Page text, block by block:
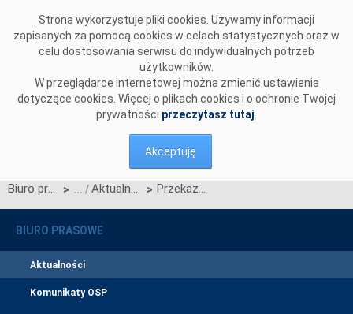
Strona wykorzystuje pliki cookies. Używamy informacji
zapisanych za pomocą cookies w celach statystycznych oraz w
celu dostosowania serwisu do indywidualnych potrzeb
użytkowników.
W przeglądarce internetowej można zmienić ustawienia
dotyczące cookies. Więcej o plikach cookies i o ochronie Twojej
prywatności przeczytasz tutaj
Akceptuję
Biuro prasowe > Aktualności > Przekazanie wykazów do OIRE – obowiązek OSD do 1 października 2025 r.
BIURO PRASOWE
Aktualności
Komunikaty OSP